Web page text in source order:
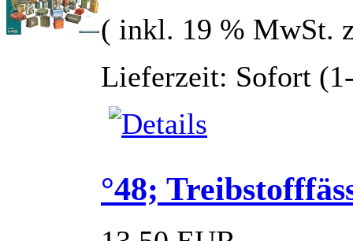
( inkl. 19 % MwSt.
Lieferzeit: Sofort
°48;